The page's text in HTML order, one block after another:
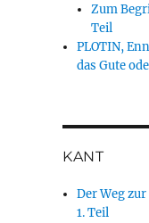
Zum
Teil
PLOTIN,
das Gute
KANT
Der Weg
1. Teil